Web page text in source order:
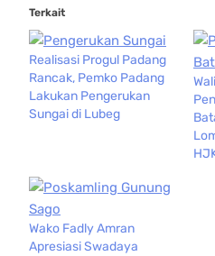
Terkait
Realisasi Progul Padang
Rancak, Pemko Padang
Lakukan Pengerukan
Sungai di Lubeg
Wako Fadly Amran
Apresiasi Swadaya